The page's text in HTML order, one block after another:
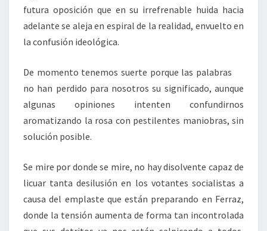
futura oposición que en su irrefrenable huida hacia
adelante se aleja en espiral de la realidad, envuelto en
la confusión ideológica.
De momento tenemos suerte porque las palabras
no han perdido para nosotros su significado, aunque
algunas opiniones intenten confundirnos
aromatizando la rosa con pestilentes maniobras, sin
solución posible.
Se mire por donde se mire, no hay disolvente capaz de
licuar tanta desilusión en los votantes socialistas a
causa del emplaste que están preparando en Ferraz,
donde la tensión aumenta de forma tan incontrolada